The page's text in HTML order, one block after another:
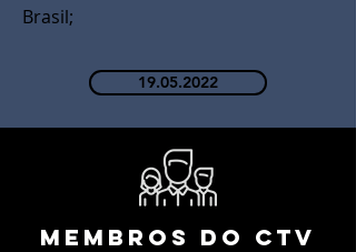
Brasil;
19.05.2022
Membros do ctv